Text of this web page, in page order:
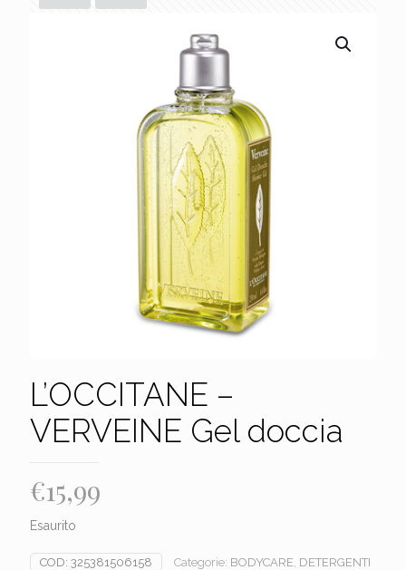
L’OCCITANE –
VERVEINE Gel doccia
€15,99
Esaurito
COD: 325381506158 Categorie: BODYCARE, DETERGENTI